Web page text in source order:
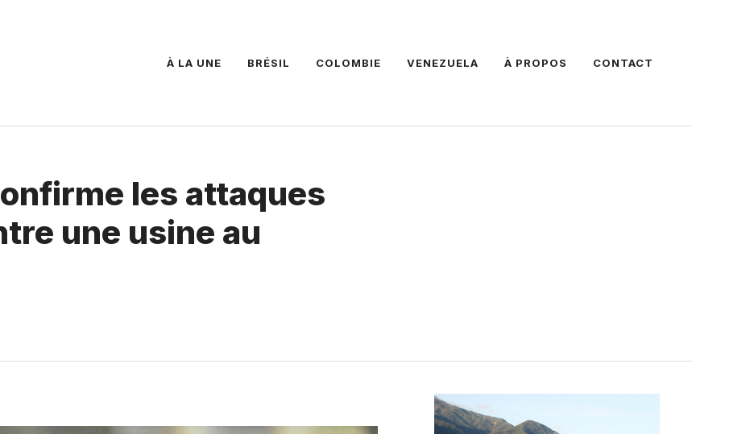
À LA UNE BRÉSIL COLOMBIE VENEZUELA À PROPOS CONTACT
les attaques
une usine au